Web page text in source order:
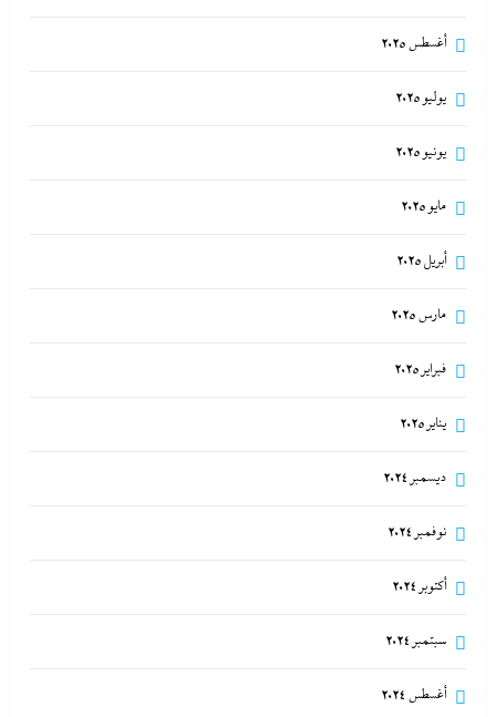
أغسطس 2025
يوليو 2025
يونيو 2025
مايو 2025
أبريل 2025
مارس 2025
فبراير 2025
يناير 2025
ديسمبر 2024
نوفمبر 2024
أكتوبر 2024
سبتمبر 2024
أغسطس 2024